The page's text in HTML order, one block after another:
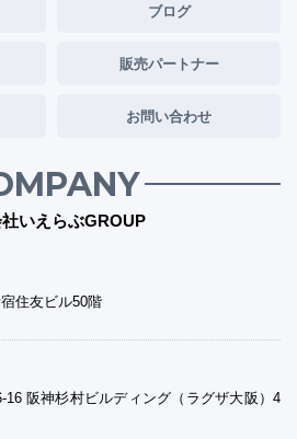
ブログ
販売パートナー
お問い合わせ
いえらぶGROUP
住友ビル50階
16 阪神杉村ビルディング（ラグザ大阪）4